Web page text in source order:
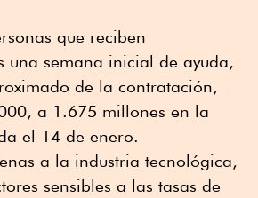
que reciben
una semana inicial de ayuda,
de la contratación,
a 1.675 millones en la
el 14 de enero.
a la industria tecnológica,
sensibles a las tasas de